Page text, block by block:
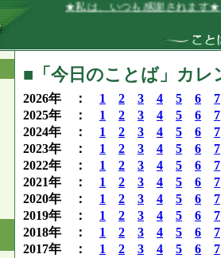
★私は、いつも感謝されます★
■「今日のことば」カ
2026年 ： 1 2 3 4 5 6
7
2025年 ： 1 2 3 4 5 6
7
2024年 ： 1 2 3 4 5 6
7
2023年 ： 1 2 3 4 5 6
7
2022年 ： 1 2 3 4 5 6
7
2021年 ： 1 2 3 4 5 6
7
2020年 ： 1 2 3 4 5 6
7
2019年 ： 1 2 3 4 5 6
7
2018年 ： 1 2 3 4 5 6
7
2017年 ： 1 2 3 4 5 6
7